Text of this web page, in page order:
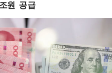
원 공급